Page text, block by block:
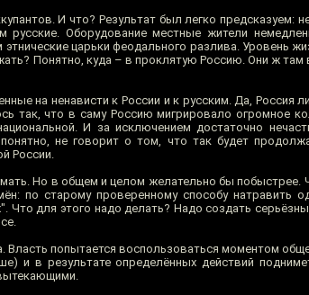
И что? Результат был легко предсказуем:
русские. Оборудование местные жители
царьки феодального разлива. Уровень
Понятно, куда – в проклятую Россию. Они ж там
на ненависти к России и к русским. Да, Россия
так, что в саму Россию мигрировало огромное
И за исключением достаточно
не говорит о том, что так будет
России.
Но в общем и целом желательно бы побыстрее.
по старому проверенному способу натравить
Что для этого надо делать? Надо создать
Власть попытается воспользоваться моментом
и в результате определённых действий